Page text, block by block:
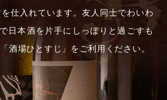
仕入れています。友人同士でわいわ
日本酒を片手にしっぽりと過ごすも
酒場ひとすじ」をご利用ください。